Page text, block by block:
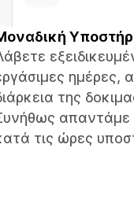
ημέρες,
της
απαντάμε
τις ώρες